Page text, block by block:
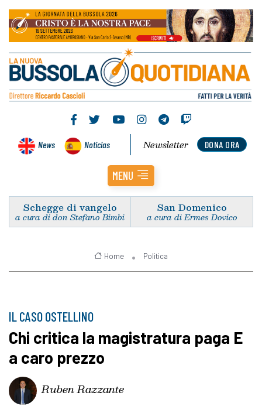
News Noticias DONA ORA
Newsletter
MENU
Schegge di vangelo
a cura di don Stefano Bimbi
San Domenico
a cura di Ermes Dovico
Home Politica
IL CASO OSTELLINO
Chi critica la magistratura paga E
a caro prezzo
Ruben Razzante